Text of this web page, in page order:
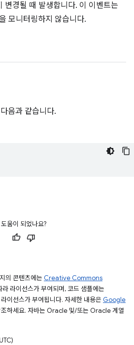
변경될 때 발생합니다. 이 이벤트는
모니터링하지 않습니다.
음과 같습니다.
도움이 되었나요?
의 콘텐츠에는 Creative Commons
라 라이선스가 부여되며, 코드 샘플에는
이선스가 부여됩니다. 자세한 내용은 Google
조하세요. 자바는 Oracle 및/또는 Oracle 계열